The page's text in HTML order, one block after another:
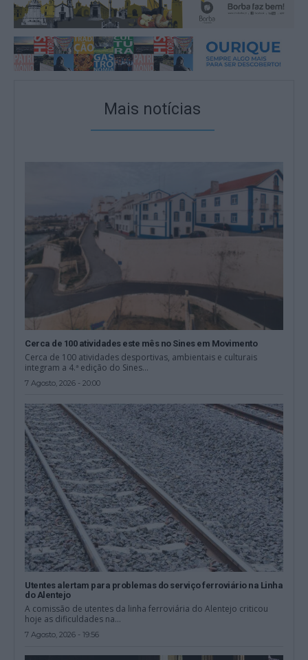
Mais notícias
Cerca de 100 atividades este mês no Sines em Movimento
Cerca de 100 atividades desportivas, ambientais e culturais
integram a 4.ª edição do Sines...
7 Agosto, 2026 - 20:00
Utentes alertam para problemas do serviço ferroviário na Linha
do Alentejo
A comissão de utentes da linha ferroviária do Alentejo criticou
hoje as dificuldades na...
7 Agosto, 2026 - 19:56